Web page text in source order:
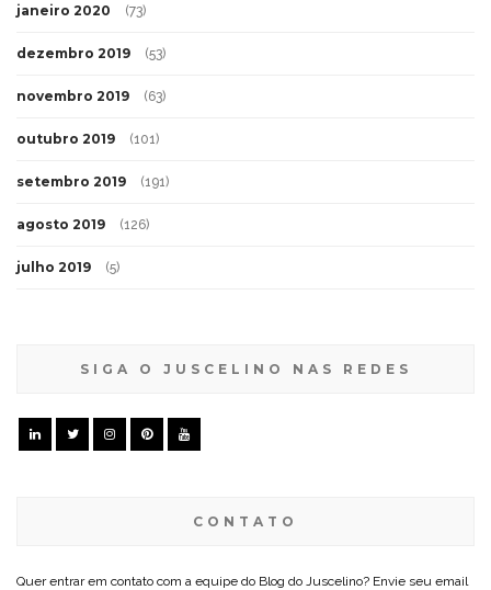
janeiro 2020 (73)
dezembro 2019 (53)
novembro 2019 (63)
outubro 2019 (101)
setembro 2019 (191)
agosto 2019 (126)
julho 2019 (5)
SIGA O JUSCELINO NAS REDES
CONTATO
Quer entrar em contato com a equipe do Blog do Juscelino? Envie seu email